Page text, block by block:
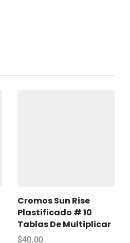
Cromos Sun Rise
Plastificado # 10
Tablas De Multiplicar
$40.00